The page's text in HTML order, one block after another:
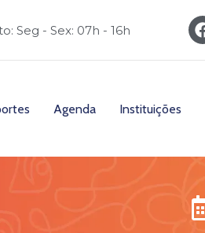
Seg - Sex: 07h - 16h
Agenda Instituições